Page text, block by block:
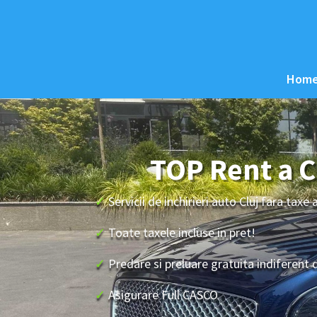
TOP Rent a
✓Servicii de inchirieri auto Cluj fara taxe
✓Toate taxele incluse in pret!
✓ Predare si preluare gratuita indiferent
✓ Asigurare Full CASCO